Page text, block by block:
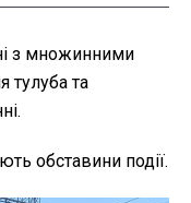
з множинними
тулуба та
обставини події.